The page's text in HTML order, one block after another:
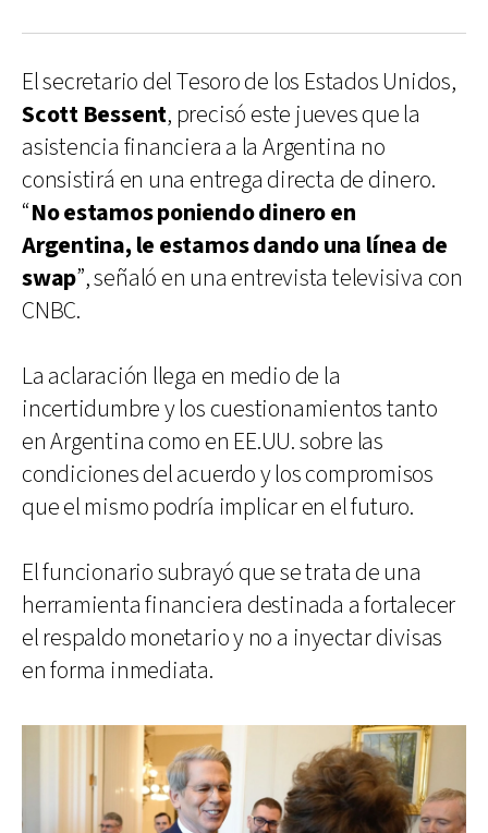
El secretario del Tesoro de los Estados Unidos,
Scott Bessent, precisó este jueves que la
asistencia financiera a la Argentina no
consistirá en una entrega directa de dinero.
“No estamos poniendo dinero en
Argentina, le estamos dando una línea de
swap”, señaló en una entrevista televisiva con
CNBC.
La aclaración llega en medio de la
incertidumbre y los cuestionamientos tanto
en Argentina como en EE.UU. sobre las
condiciones del acuerdo y los compromisos
que el mismo podría implicar en el futuro.
El funcionario subrayó que se trata de una
herramienta financiera destinada a fortalecer
el respaldo monetario y no a inyectar divisas
en forma inmediata.